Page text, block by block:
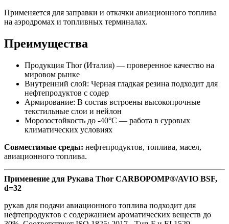
Применяется для заправки и откачки авиационного топлива
на аэродромах и топливных терминалах.
Преимущества
Продукция Thor (Италия) — проверенное качество на
мировом рынке
Внутренний слой: Черная гладкая резина подходит для
нефтепродуктов с содер
Армирование: В состав встроены высокопрочные
текстильные слои и нейлон
Морозостойкость до -40°C — работа в суровых
климатических условиях
Совместимые среды: нефтепродуктов, топлива, масел,
авиационного топлива.
Применение для Рукава Thor CARBOPOMP®/AVIO BSF,
d=32
рукав для подачи авиационного топлива подходит для
нефтепродуктов с содержанием ароматических веществ до